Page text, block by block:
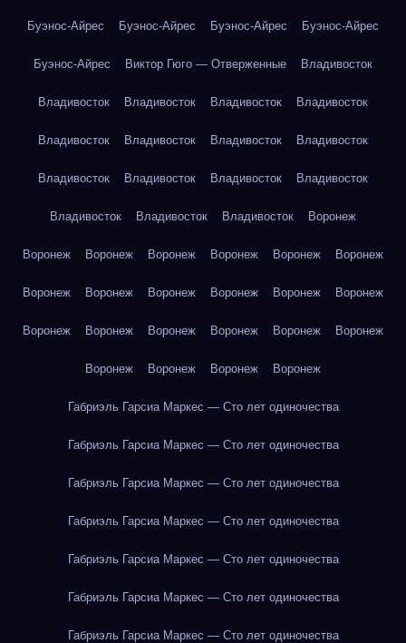
Буэнос-Айрес Буэнос-Айрес Буэнос-Айрес Буэнос-Айрес
Буэнос-Айрес Виктор Гюго — Отверженные Владивосток
Владивосток Владивосток Владивосток Владивосток
Владивосток Владивосток Владивосток Владивосток
Владивосток Владивосток Владивосток Владивосток
Владивосток Владивосток Владивосток Воронеж
Воронеж Воронеж Воронеж Воронеж Воронеж Воронеж
Воронеж Воронеж Воронеж Воронеж Воронеж Воронеж
Воронеж Воронеж Воронеж Воронеж Воронеж Воронеж
Воронеж Воронеж Воронеж Воронеж
Габриэль Гарсиа Маркес — Сто лет одиночества
Габриэль Гарсиа Маркес — Сто лет одиночества
Габриэль Гарсиа Маркес — Сто лет одиночества
Габриэль Гарсиа Маркес — Сто лет одиночества
Габриэль Гарсиа Маркес — Сто лет одиночества
Габриэль Гарсиа Маркес — Сто лет одиночества
Габриэль Гарсиа Маркес — Сто лет одиночества